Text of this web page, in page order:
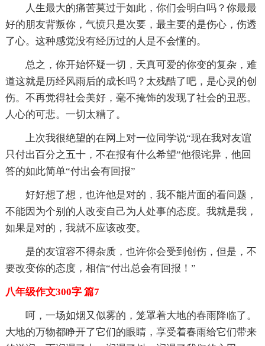
人生最大的痛苦莫过于如此，你们会明白吗？你最最
好的朋友背叛你，气愤只是次要，最主要的是伤心，伤透
了心。这种感觉没有经历过的人是不会懂的。
总之，你开始怀疑一切，天真可爱的你变的复杂，难
道这就是历经风雨后的成长吗？太残酷了吧，是心灵的创
伤。不再觉得社会美好，毫不掩饰的发现了社会的丑恶。
人心的可悲。一切太糟了。
上次我很绝望的在网上对一位同学说“现在我对友谊
只付出百分之五十，不在报有什么希望”他很诧异，他回
答的如此简单“付出会有回报”
好好想了想，也许他是对的，我不能片面的看问题，
不能因为个别的人改变自己为人处事的态度。我就是我，
如果是对的，我就不应该改变。
是的友谊容不得杂质，也许你会受到创伤，但是，不
要改变你的态度，相信“付出总会有回报！”
八年级作文300字 篇7
呵，一场如烟又似雾的，笼罩着大地的春雨降临了。
大地的万物都睁开了它们的眼睛，享受着春雨给它们带来